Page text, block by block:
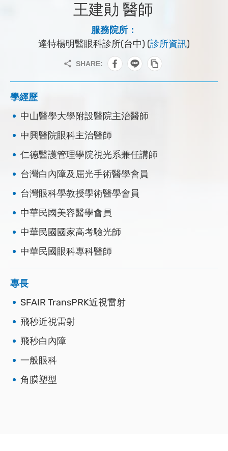
王建勛 醫師
服務院所：
達特楊明醫眼科診所(台中) (診所資訊)
學經歷
中山醫學大學附設醫院主治醫師
中興醫院眼科主治醫師
仁德醫護管理學院視光系兼任講師
台灣白內障及屈光手術醫學會員
台灣眼科學教授學術醫學會員
中華民國美容醫學會員
中華民國國家高考驗光師
中華民國眼科專科醫師
專長
SFAIR TransPRK近視雷射
飛秒近視雷射
飛秒白內障
一般眼科
角膜塑型